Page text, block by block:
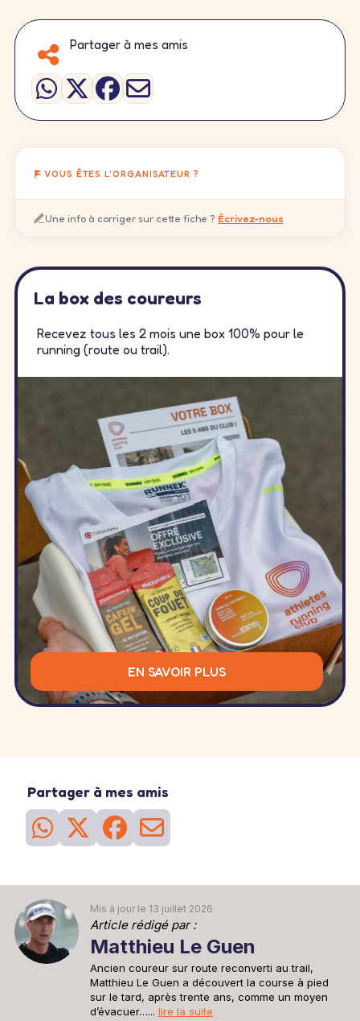
Partager à mes amis
VOUS ÊTES L'ORGANISATEUR ?
Une info à corriger sur cette fiche ? Écrivez-nous
La box des coureurs
Recevez tous les 2 mois une box 100% pour le
running (route ou trail).
EN SAVOIR PLUS
Partager à mes amis
Mis à jour le 13 juillet 2026
Article rédigé par :
Matthieu Le Guen
Ancien coureur sur route reconverti au trail,
Matthieu Le Guen a découvert la course à pied
sur le tard, après trente ans, comme un moyen
d’évacuer…... lire la suite